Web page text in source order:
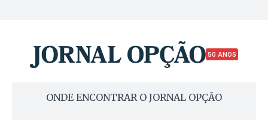
50 ANOS
ONDE ENCONTRAR O JORNAL OPÇÃO